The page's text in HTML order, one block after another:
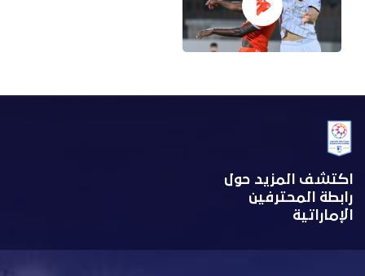
اكتشف المزيد حول
رابطة المحترفين
الإماراتية